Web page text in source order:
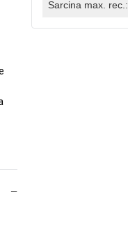
Sarcina max. rec.: